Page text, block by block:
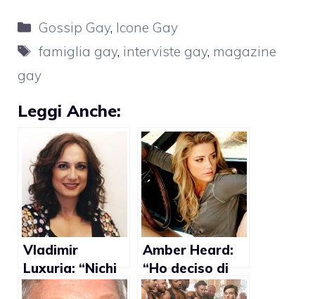
Categorie
Gossip Gay, Icone Gay
Tag
famiglia gay, interviste gay, magazine
gay
Leggi Anche:
Vladimir
Luxuria: “Nichi
Vendola
Amber Heard:
“Ho deciso di
dire a tutti che